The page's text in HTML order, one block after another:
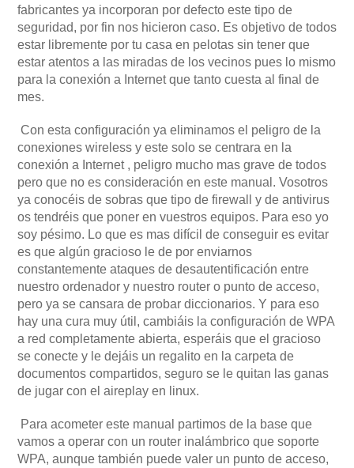
fabricantes ya incorporan por defecto este tipo de
seguridad, por fin nos hicieron caso. Es objetivo de todos
estar libremente por tu casa en pelotas sin tener que
estar atentos a las miradas de los vecinos pues lo mismo
para la conexión a Internet que tanto cuesta al final de
mes.
Con esta configuración ya eliminamos el peligro de la
conexiones wireless y este solo se centrara en la
conexión a Internet , peligro mucho mas grave de todos
pero que no es consideración en este manual. Vosotros
ya conocéis de sobras que tipo de firewall y de antivirus
os tendréis que poner en vuestros equipos. Para eso yo
soy pésimo. Lo que es mas difícil de conseguir es evitar
es que algún gracioso le de por enviarnos
constantemente ataques de desautentificación entre
nuestro ordenador y nuestro router o punto de acceso,
pero ya se cansara de probar diccionarios. Y para eso
hay una cura muy útil, cambiáis la configuración de WPA
a red completamente abierta, esperáis que el gracioso
se conecte y le dejáis un regalito en la carpeta de
documentos compartidos, seguro se le quitan las ganas
de jugar con el aireplay en linux.
Para acometer este manual partimos de la base que
vamos a operar con un router inalámbrico que soporte
WPA, aunque también puede valer un punto de acceso,